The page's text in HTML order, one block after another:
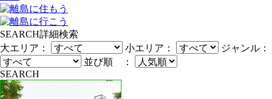
SEARCH詳細検索
大エリア：
小エリア：
ジャンル：
並び順 ：
SEARCH